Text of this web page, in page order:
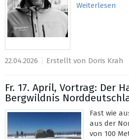
Weiterlesen
22.04.2026 Erstellt von Doris Krah
Fr. 17. April, Vortrag: Der
Bergwildnis
Fast wie
aus der
von 100